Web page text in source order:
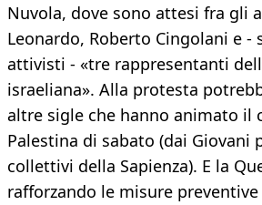
Nuvola, dove sono attesi fra gli
Leonardo, Roberto Cingolani e -
attivisti - «tre rappresentanti
israeliana». Alla protesta
altre sigle che hanno animato il
Palestina di sabato (dai Giovani
collettivi della Sapienza). E la
rafforzando le misure preventive